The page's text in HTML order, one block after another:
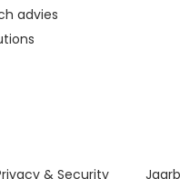
advies
& Security